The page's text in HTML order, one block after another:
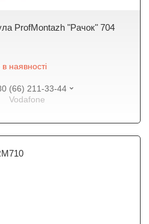
ProfMontazh "Рачок" 704
наявності
(66) 211-33-44
Vodafone